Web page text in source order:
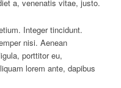
a, venenatis vitae, justo.
Integer tincidunt.
nisi. Aenean
porttitor eu,
lorem ante, dapibus